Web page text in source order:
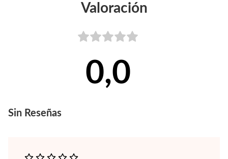
Valoración
0,0
Sin Reseñas